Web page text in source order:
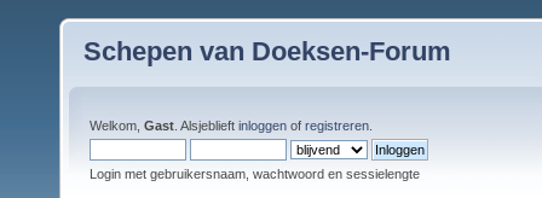
Schepen van Doeksen-Forum
Welkom, Gast . Alsjeblieft inloggen of registreren
Login met gebruikersnaam, wachtwoord en sessielengte